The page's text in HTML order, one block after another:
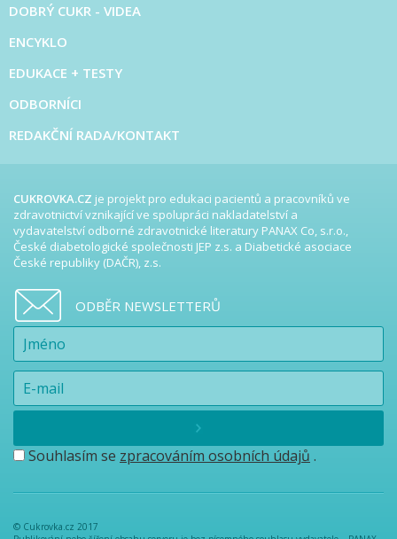
DOBRÝ CUKR - VIDEA
ENCYKLO
EDUKACE + TESTY
ODBORNÍCI
REDAKČNÍ RADA/KONTAKT
CUKROVKA.CZ je projekt pro edukaci pacientů a pracovníků ve
zdravotnictví vznikající ve spolupráci nakladatelství a
vydavatelství odborné zdravotnické literatury PANAX Co, s.r.o.,
České diabetologické společnosti JEP z.s. a Diabetické asociace
České republiky (DAČR), z.s.
ODBĚR NEWSLETTERŮ
Souhlasím se zpracováním osobních údajů .
© Cukrovka.cz 2017